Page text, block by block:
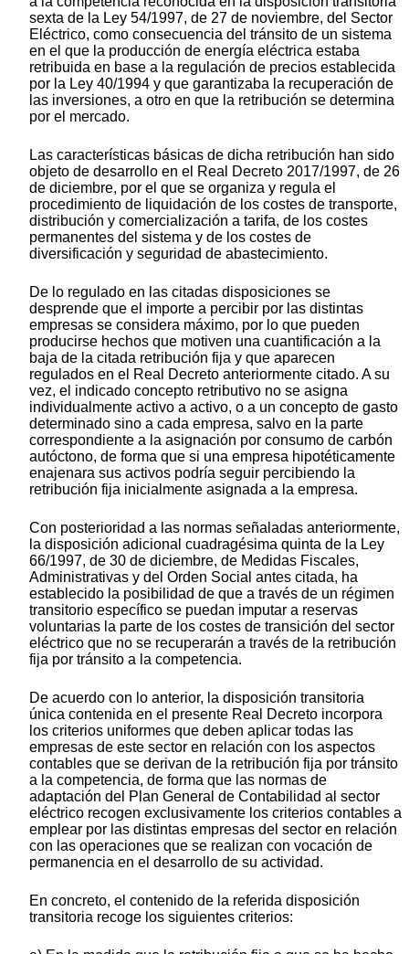
sexta de la Ley 54/1997, de 27 de noviembre, del Sector
Eléctrico, como consecuencia del tránsito de un sistema
en el que la producción de energía eléctrica estaba
retribuida en base a la regulación de precios establecida
por la Ley 40/1994 y que garantizaba la recuperación de
las inversiones, a otro en que la retribución se determina
por el mercado.
Las características básicas de dicha retribución han sido
objeto de desarrollo en el Real Decreto 2017/1997, de 26
de diciembre, por el que se organiza y regula el
procedimiento de liquidación de los costes de transporte,
distribución y comercialización a tarifa, de los costes
permanentes del sistema y de los costes de
diversificación y seguridad de abastecimiento.
De lo regulado en las citadas disposiciones se
desprende que el importe a percibir por las distintas
empresas se considera máximo, por lo que pueden
producirse hechos que motiven una cuantificación a la
baja de la citada retribución fija y que aparecen
regulados en el Real Decreto anteriormente citado. A su
vez, el indicado concepto retributivo no se asigna
individualmente activo a activo, o a un concepto de gasto
determinado sino a cada empresa, salvo en la parte
correspondiente a la asignación por consumo de carbón
autóctono, de forma que si una empresa hipotéticamente
enajenara sus activos podría seguir percibiendo la
retribución fija inicialmente asignada a la empresa.
Con posterioridad a las normas señaladas anteriormente,
la disposición adicional cuadragésima quinta de la Ley
66/1997, de 30 de diciembre, de Medidas Fiscales,
Administrativas y del Orden Social antes citada, ha
establecido la posibilidad de que a través de un régimen
transitorio específico se puedan imputar a reservas
voluntarias la parte de los costes de transición del sector
eléctrico que no se recuperarán a través de la retribución
fija por tránsito a la competencia.
De acuerdo con lo anterior, la disposición transitoria
única contenida en el presente Real Decreto incorpora
los criterios uniformes que deben aplicar todas las
empresas de este sector en relación con los aspectos
contables que se derivan de la retribución fija por tránsito
a la competencia, de forma que las normas de
adaptación del Plan General de Contabilidad al sector
eléctrico recogen exclusivamente los criterios contables a
emplear por las distintas empresas del sector en relación
con las operaciones que se realizan con vocación de
permanencia en el desarrollo de su actividad.
En concreto, el contenido de la referida disposición
transitoria recoge los siguientes criterios: